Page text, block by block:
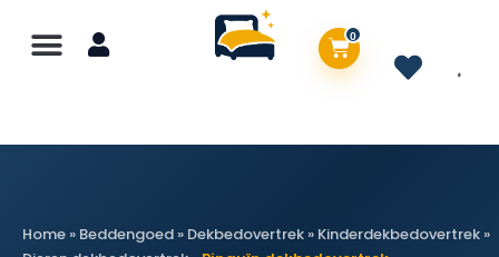
0
Home » Beddengoed » Dekbedovertrek » Kinderdekbedovertrek »